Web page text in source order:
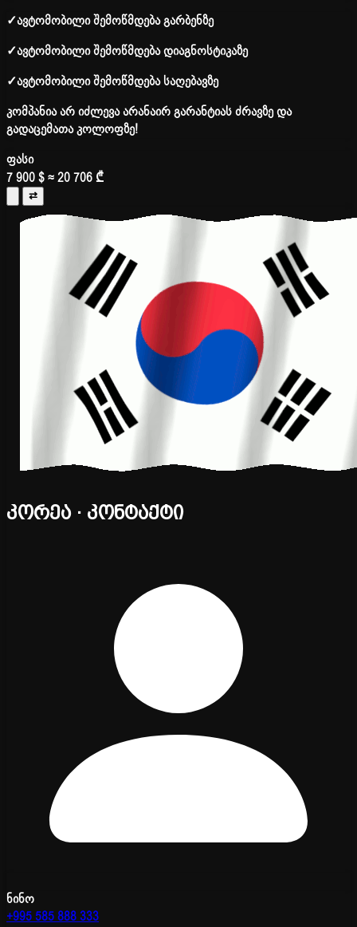
✓ავტომობილი შემოწმდება გარბენზე
✓ავტომობილი შემოწმდება დიაგნოსტიკაზე
✓ავტომობილი შემოწმდება საღებავზე
კომპანია არ იძლევა არანაირ გარანტიას ძრავზე და
გადაცემათა კოლოფზე!
ფასი
7 900 $≈ 20 706 ₾
⇄
კორეა · კონტაქტი
ნინო
+995 585 888 333